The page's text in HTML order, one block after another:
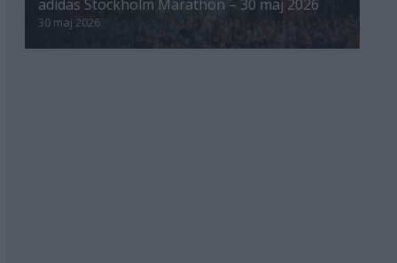
adidas Stockholm Marathon – 30 maj 2026
30 maj 2026